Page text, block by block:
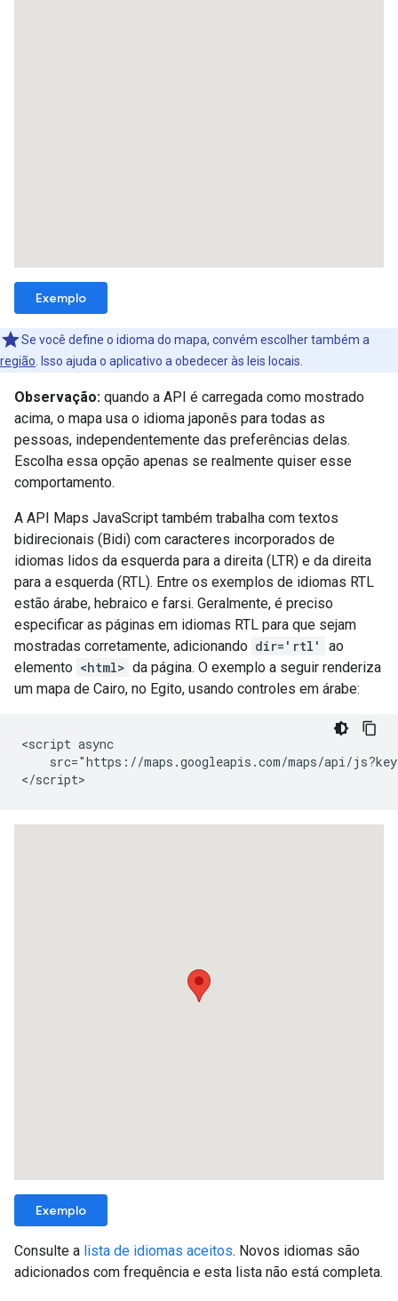
Exemplo
Se você define o idioma do mapa, convém escolher também a
região . Isso ajuda o aplicativo a obedecer às leis locais.
Observação: quando a API é carregada como mostrado
acima, o mapa usa o idioma japonês para todas as
pessoas, independentemente das preferências delas.
Escolha essa opção apenas se realmente quiser esse
comportamento.
A API Maps JavaScript também trabalha com textos
bidirecionais (Bidi) com caracteres incorporados de
idiomas lidos da esquerda para a direita (LTR) e da direita
para a esquerda (RTL). Entre os exemplos de idiomas RTL
estão árabe, hebraico e farsi. Geralmente, é preciso
especificar as páginas em idiomas RTL para que sejam
mostradas corretamente, adicionando dir='rtl'
ao
elemento <html> da página. O exemplo a seguir renderiza
um mapa de Cairo, no Egito, usando controles em árabe:
<script async
src="https://maps.googleapis.com/maps/api/
</script>
Exemplo
Consulte a lista de idiomas aceitos. Novos idiomas são
adicionados com frequência e esta lista não está completa.